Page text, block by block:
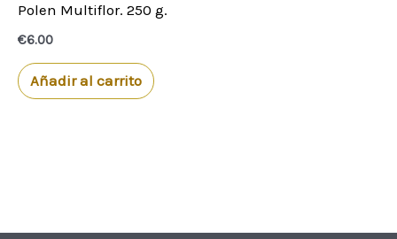
Polen Multiflor. 250 g.
€6.00
Añadir al carrito